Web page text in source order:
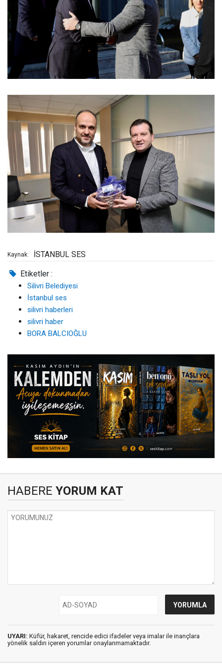
Kaynak: İSTANBUL SES
Etiketler :
Silivri Belediyesi
İstanbul ses
silivri haberleri
silivri haber
BORA BALCIOĞLU
HABERE YORUM KAT
UYARI: Küfür, hakaret, rencide edici ifadeler veya imalar ile inançlara
yönelik saldırı içeren yorumlar onaylanmamaktadır.